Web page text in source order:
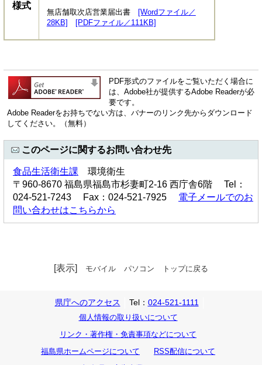
様式
無店舗取次店営業届出書
[Wordファイル／
28KB]
[PDFファイル／111KB]
PDF形式のファイルをご覧いただく場合に
は、Adobe社が提供するAdobe Readerが必
要です。
Adobe Readerをお持ちでない方は、バナーのリンク先からダウンロード
してください。（無料）
このページに関するお問い合わせ先
食品生活衛生課 環境衛生
〒960-8670 福島県福島市杉妻町2-16 西庁舎6階 Tel：
024-521-7243 Fax：024-521-7925 電子メールでのお
問い合わせはこちらから
[表示] モバイル パソコン トップに戻る
県庁へのアクセス Tel： 024-521-1111
個人情報の取り扱いについて
リンク・著作権・免責事項などについて
福島県ホームページについて
RSS配信について